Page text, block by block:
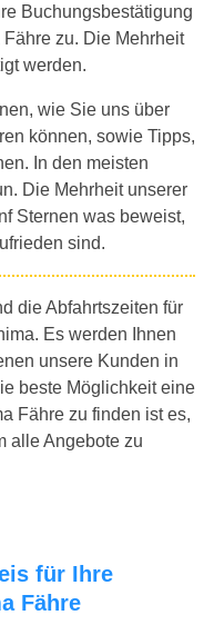
Buchungsbestätigung
zu. Die Mehrheit
werden.
wie Sie uns über
können, sowie Tipps,
In den meisten
Die Mehrheit unserer
Sternen was beweist,
sind.
die Abfahrtszeiten für
Es werden Ihnen
unsere Kunden in
beste Möglichkeit eine
Fähre zu finden ist es,
alle Angebote zu
Fähre